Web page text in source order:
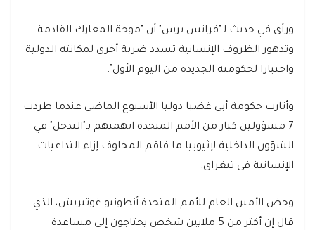
ورأى في حديث لـ"فرانس برس" أن "موجة المعارك القادمة
وتدهور الظروف الإنسانية تسدد ضربة أخرى لمكانته الدولية
واختبارا لحكومته الجديدة من اليوم الأول".
وأثارت حكومة أبي غضبا دوليا الأسبوع الماضي عندما طردت
7 مسؤولين كبار من الأمم المتحدة اتهمتهم بـ"التدخل" في
الشؤون الداخلية لإثيوبيا ما فاقم المخاوف إزاء التداعيات
الإنسانية في تيغراي.
وحض الأمين العام للأمم المتحدة أنطونيو غوتيريش، الذي
قال إن أكثر من 5 ملايين شخص يحتاجون إلى مساعدة